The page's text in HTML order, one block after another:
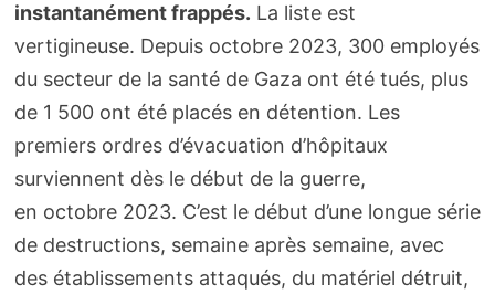
instantanément frappés. La liste est
vertigineuse. Depuis octobre 2023, 300 employés
du secteur de la santé de Gaza ont été tués, plus
de 1 500 ont été placés en détention. Les
premiers ordres d’évacuation d’hôpitaux
surviennent dès le début de la guerre,
en octobre 2023. C’est le début d’une longue série
de destructions, semaine après semaine, avec
des établissements attaqués, du matériel détruit,